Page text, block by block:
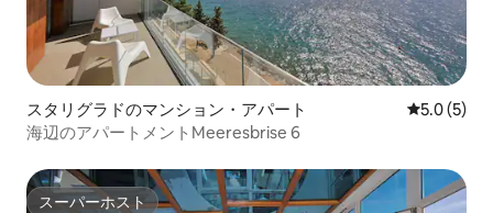
スタリグラドのマンション・アパート レビュー5
5.0 (5)
海辺のアパートメントMeeresbrise 6
スーパーホスト